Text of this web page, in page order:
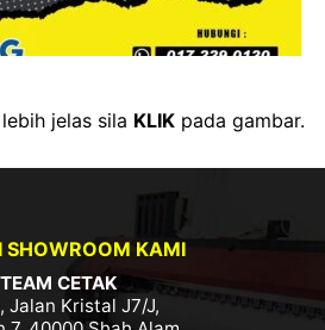
jelas sila KLIKpada gambar.
SHOWROOM KAMI
TEAM CETAK
Jalan Kristal J7/J,